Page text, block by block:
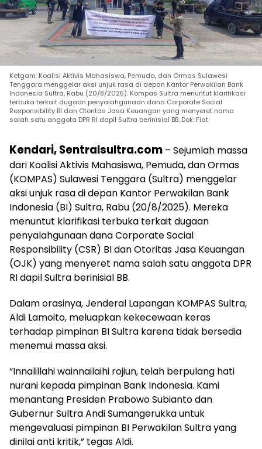
Ketgam: Koalisi Aktivis Mahasiswa, Pemuda, dan Ormas Sulawesi
Tenggara menggelar aksi unjuk rasa di depan Kantor Perwakilan Bank
Indonesia Sultra, Rabu (20/8/2025). Kompas Sultra menuntut klarifikasi
terbuka terkait dugaan penyalahgunaan dana Corporate Social
Responsibility BI dan Otoritas Jasa Keuangan yang menyeret nama
salah satu anggota DPR RI dapil Sultra berinisial BB. Dok: Fiat
Kendari, Sentralsultra.com – Sejumlah massa
dari Koalisi Aktivis Mahasiswa, Pemuda, dan Ormas
(KOMPAS) Sulawesi Tenggara (Sultra) menggelar
aksi unjuk rasa di depan Kantor Perwakilan Bank
Indonesia (BI) Sultra, Rabu (20/8/2025). Mereka
menuntut klarifikasi terbuka terkait dugaan
penyalahgunaan dana Corporate Social
Responsibility (CSR) BI dan Otoritas Jasa Keuangan
(OJK) yang menyeret nama salah satu anggota DPR
RI dapil Sultra berinisial BB.
Dalam orasinya, Jenderal Lapangan KOMPAS Sultra,
Aldi Lamoito, meluapkan kekecewaan keras
terhadap pimpinan BI Sultra karena tidak bersedia
menemui massa aksi.
“Innalillahi wainnailaihi rojiun, telah berpulang hati
nurani kepada pimpinan Bank Indonesia. Kami
menantang Presiden Prabowo Subianto dan
Gubernur Sultra Andi Sumangerukka untuk
mengevaluasi pimpinan BI Perwakilan Sultra yang
dinilai anti kritik,” tegas Aldi.